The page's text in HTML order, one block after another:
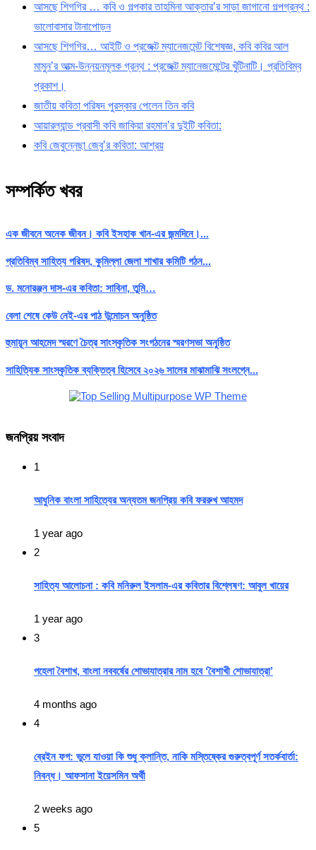
আসছে শিগগির … কবি ও গল্পকার তাহমিনা আক্তার’র সাড়া জাগানো গল্পগ্রন্থ :
ভালোবাসার টানাপোড়ন
আসছে শিগগির… আইটি ও প্রজেক্ট ম্যানেজমেন্ট বিশেষজ্ঞ, কবি কবির আল
মামুন’র আত্ম-উন্নয়নমূলক গ্রন্থ : প্রজেক্ট ম্যানেজমেন্টের খুঁটিনাটি। প্রতিবিম্ব
প্রকাশ।
জাতীয় কবিতা পরিষদ পুরস্কার পেলেন তিন কবি
আয়ারল্যান্ড প্রবাসী কবি জাকিয়া রহমান’র দুইটি কবিতা:
কবি জেবুন্নেছা জেবু’র কবিতা: আশ্রয়
সম্পর্কিত খবর
এক জীবনে অনেক জীবন। কবি ইসহাক খান-এর জন্মদিনে।...
প্রতিবিম্ব সাহিত্য পরিষদ, কুমিল্লা জেলা শাখার কমিটি গঠন...
ড. মনোরঞ্জন দাস-এর কবিতা: সাবিনা, তুমি…
বেলা শেষে কেউ নেই-এর পাঠ উন্মোচন অনুষ্ঠিত
হুমায়ূন আহমেদ স্মরণে চৈত্র সাংস্কৃতিক সংগঠনের স্মরণসভা অনুষ্ঠিত
সাহিত্যিক সাংস্কৃতিক ব্যক্তিত্ব হিসেবে ২০২৬ সালের মাঝামাঝি সংলগ্নে...
জনপ্রিয় সংবাদ
1
আধুনিক বাংলা সাহিত্যের অন্যতম জনপ্রিয় কবি ফররুখ আহমদ
1 year ago
2
সাহিত্য আলোচনা : কবি মনিরুল ইসলাম-এর কবিতার বিশ্লেষণ: আবুল খায়ের
1 year ago
3
পহেলা বৈশাখ, বাংলা নববর্ষের শোভাযাত্রার নাম হবে ‘বৈশাখী শোভাযাত্রা’
4 months ago
4
ব্রেইন ফগ: ভুলে যাওয়া কি শুধু ক্লান্তি, নাকি মস্তিষ্কের গুরুত্বপূর্ণ সতর্কবার্তা:
নিবন্ধ। আফসানা ইয়েসমিন অর্থী
2 weeks ago
5